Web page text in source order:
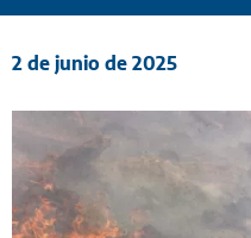
2 de junio de 2025